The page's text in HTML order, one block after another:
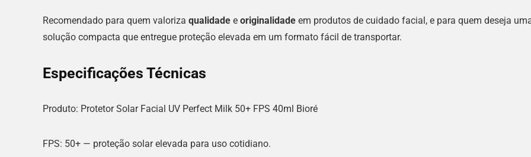
Recomendado para quem valoriza qualidade e originalidade em produtos de cuidado facial, e para quem deseja
solução compacta que entregue proteção elevada em um formato fácil de transportar.
Especificações Técnicas
Produto: Protetor Solar Facial UV Perfect Milk 50+ FPS 40ml Bioré
FPS: 50+ — proteção solar elevada para uso cotidiano.